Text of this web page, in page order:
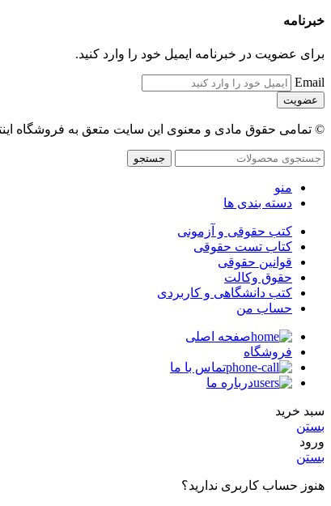
خبرنامه
برای عضویت در خبرنامه ایمیل خود را وارد کنید.
Email
© تمامی حقوق مادی و معنوی این سایت متعق به فروشگاه
جستجو
منو
دسته بندی ها
کتب حقوقی و آزمونی
کتاب تست حقوقی
قوانین حقوقی
حقوق وکالت
کتب دانشگاهی و کاربردی
حساب من
صفحه اصلی
فروشگاه
تماس با ما
درباره ما
سبد خرید
بستن
ورود
بستن
هنوز حساب کاربری ندارید؟